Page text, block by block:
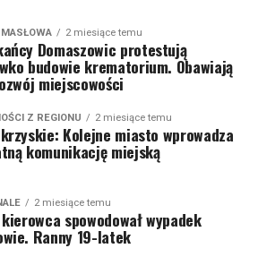
MASŁOWA 2 miesiące temu
Domaszowic protestują
budowie krematorium. Obawiają
miejscowości
Z REGIONU 2 miesiące temu
Kolejne miasto wprowadza
komunikację miejską
2 miesiące temu
spowodował wypadek
Ranny 19-latek